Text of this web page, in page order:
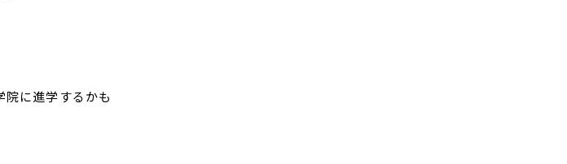
院に進学するかも